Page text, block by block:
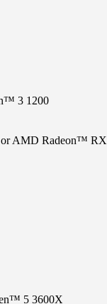
3 1200
AMD Radeon™
5 3600X